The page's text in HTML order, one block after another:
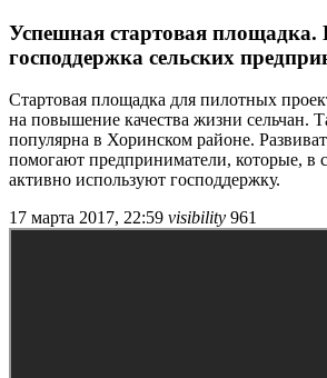
Успешная стартовая площадка.
господдержка сельских
Стартовая площадка для пилотных
на повышение качества жизни сельчан.
популярна в Хоринском районе.
помогают предприниматели, которые, в
активно используют господдержку.
17 марта 2017, 22:59 visibility 961